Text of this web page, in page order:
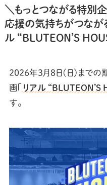
＼もっとつながる特別
応援の気持ちがつなが
ル “BLUTEON’S
2026年3月8日(日)までの期
画「
リアル “BLUTEON’S
す。